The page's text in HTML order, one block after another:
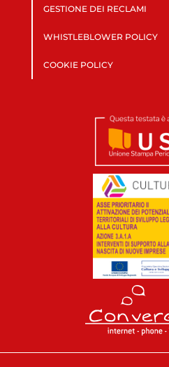
GESTIONE DEI RECLAMI
WHISTLEBLOWER POLICY
COOKIE POLICY